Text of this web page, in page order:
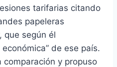
tarifarias citando
papeleras
que según él
de ese país.
comparación y propuso